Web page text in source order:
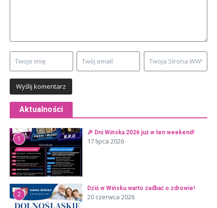
Aktualności
1
🎉 Dni Wińska 2026 już w ten weekend!
17 lipca 2026
2
Dziś w Wińsku warto zadbać o zdrowie!
20 czerwca 2026